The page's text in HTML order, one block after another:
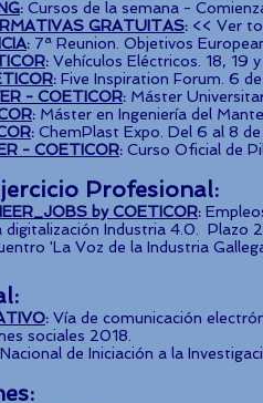
: Cursos de la semana -
GRATUITAS: << Ver
: 7ª Reunion. Objetivos
: Vehículos Eléctricos. 18, 19
: Five Inspiration Forum. 6
- COETICOR: Máster
: Máster en Ingeniería del
: ChemPlast Expo. Del 6 al 8
- COETICOR: Curso Oficial de
Profesional:
by COETICOR:
digitalización Industria 4.0. Plazo
'La Voz de la Industria
: Vía de comunicación
sociales 2018.
de Iniciación a la